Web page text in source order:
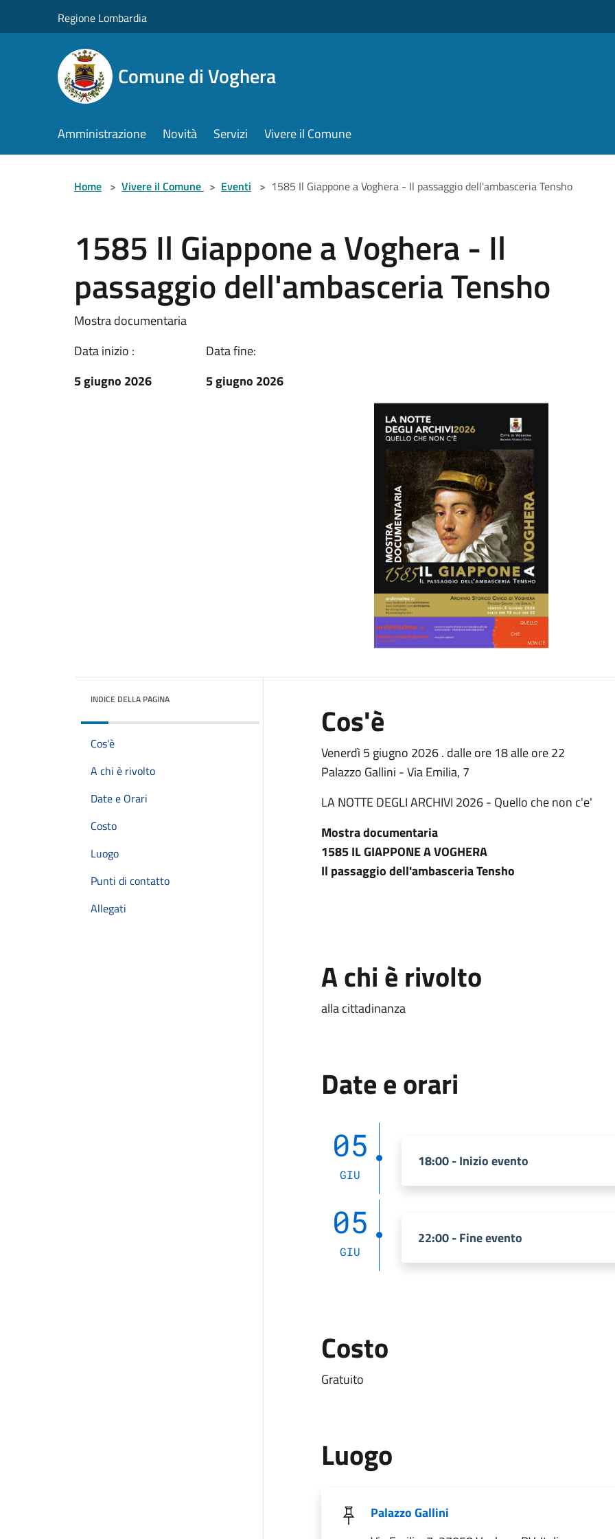
Regione Lombardia
Comune di Voghera
Amministrazione Novità Servizi Vivere il Comune
Home > Vivere il Comune > Eventi > 1585 Il Giappone a Voghera - Il passaggio dell'ambasceria Tensho
1585 Il Giappone a Voghera - Il
passaggio dell'ambasceria Tensho
Mostra documentaria
Data inizio :
5 giugno 2026
Data fine:
5 giugno 2026
INDICE DELLA PAGINA
Cos'è
A chi è rivolto
Date e Orari
Costo
Luogo
Punti di contatto
Allegati
Cos'è
Venerdì 5 giugno 2026 . dalle ore 18 alle ore 22
Palazzo Gallini - Via Emilia, 7
LA NOTTE DEGLI ARCHIVI 2026 - Quello che non c'e'
Mostra documentaria
1585 IL GIAPPONE A VOGHERA
Il passaggio dell'ambasceria Tensho
A chi è rivolto
alla cittadinanza
Date e orari
05
GIU
18:00 - Inizio evento
05
GIU
22:00 - Fine evento
Costo
Gratuito
Luogo
Palazzo Gallini